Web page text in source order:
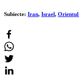
Subiecte: Iran, Israel,